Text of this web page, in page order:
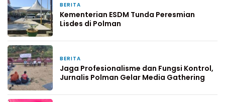
BERITA
Kementerian ESDM Tunda Peresmian
Lisdes di Polman
BERITA
Jaga Profesionalisme dan Fungsi Kontrol,
Jurnalis Polman Gelar Media Gathering